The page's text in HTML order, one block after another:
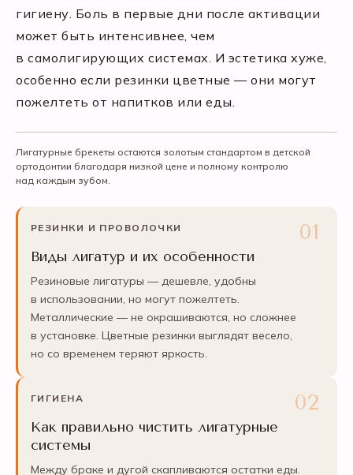
гигиену. Боль в первые дни после активации
может быть интенсивнее, чем
в самолигирующих системах. И эстетика хуже,
особенно если резинки цветные — они могут
пожелтеть от напитков или еды.
Лигатурные брекеты остаются золотым стандартом в детской
ортодонтии благодаря низкой цене и полному контролю
над каждым зубом.
РЕЗИНКИ И ПРОВОЛОЧКИ
Виды лигатур и их особенности
Резиновые лигатуры — дешевле, удобны
в использовании, но могут пожелтеть.
Металлические — не окрашиваются, но сложнее
в установке. Цветные резинки выглядят весело,
но со временем теряют яркость.
ГИГИЕНА
Как правильно чистить лигатурные
системы
Между браке и дугой скапливаются остатки еды.